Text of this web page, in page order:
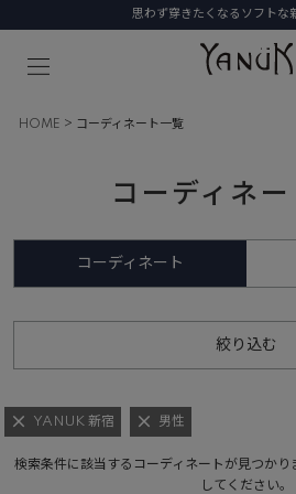
思わず穿きたくなるソフトな
HOME コーディネート一覧
コーディネ
コーディネート
絞り込む
YANUK 新宿 男性
検索条件に該当するコーディネートが見つか
してください。